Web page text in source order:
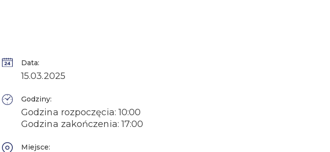
Data:
15.03.2025
Godziny:
Godzina rozpoczęcia: 10:00
Godzina zakończenia: 17:00
Miejsce: